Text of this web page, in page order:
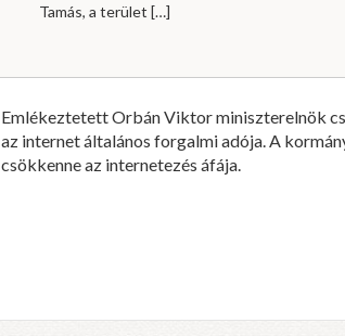
Tamás, a terület […]
Emlékeztetett Orbán Viktor miniszterelnök
az internet általános forgalmi adója. A
csökkenne az internetezés áfája.